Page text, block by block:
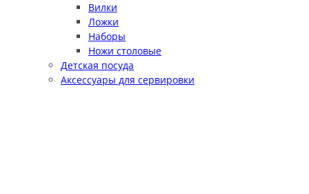
Вилки
Ложки
Наборы
Ножи столовые
Детская посуда
Аксессуары для сервировки